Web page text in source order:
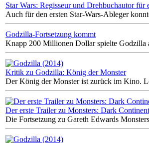
Star Wars: Regisseur und Drehbuchautor für
Auch für den ersten Star-Wars-Ableger
Godzilla-Fortsetzung kommt
Knapp 200 Millionen Dollar spielte Godzilla
Kritik zu Godzilla: König der Monster
Der König der Monster ist zurück im Kino.
Der erste Trailer zu Monsters: Dark Continent
Die Fortsetzung zu Gareth Edwards